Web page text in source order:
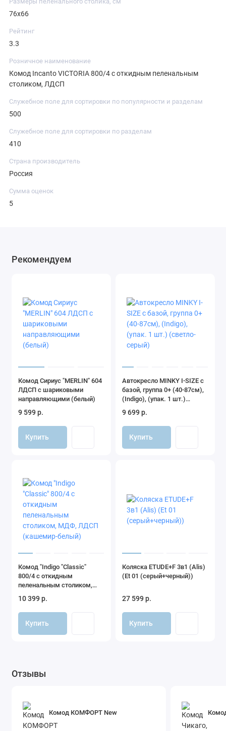
76x66
Рейтинг
3.3
Розничное наименование
Комод Incanto VICTORIA 800/4 с откидным пеленальным
столиком, ЛДСП
Служебное поле для сортировки по популярности и разделам
500
Служебное поле для сортировки по разделам
410
Страна производитель
Россия
Сумма оценок
5
Рекомендуем
Комод Сириус "MERLIN" 604
ЛДСП с шариковыми
направляющими (белый)
9 599 р.
Купить
Автокресло MINKY I-SIZE с
базой, группа 0+ (40-87см),
(Indigo), (упак. 1 шт.)
9 699 р.
Купить
Комод "Indigo "Classic"
800/4 c откидным
пеленальным столиком,
белый)
10 399 р.
Купить
Коляска ETUDE+F 3в1 (Alis)
(Et 01 (серый+черный))
27 599 р.
Купить
Отзывы
Комод КОМФОРТ New